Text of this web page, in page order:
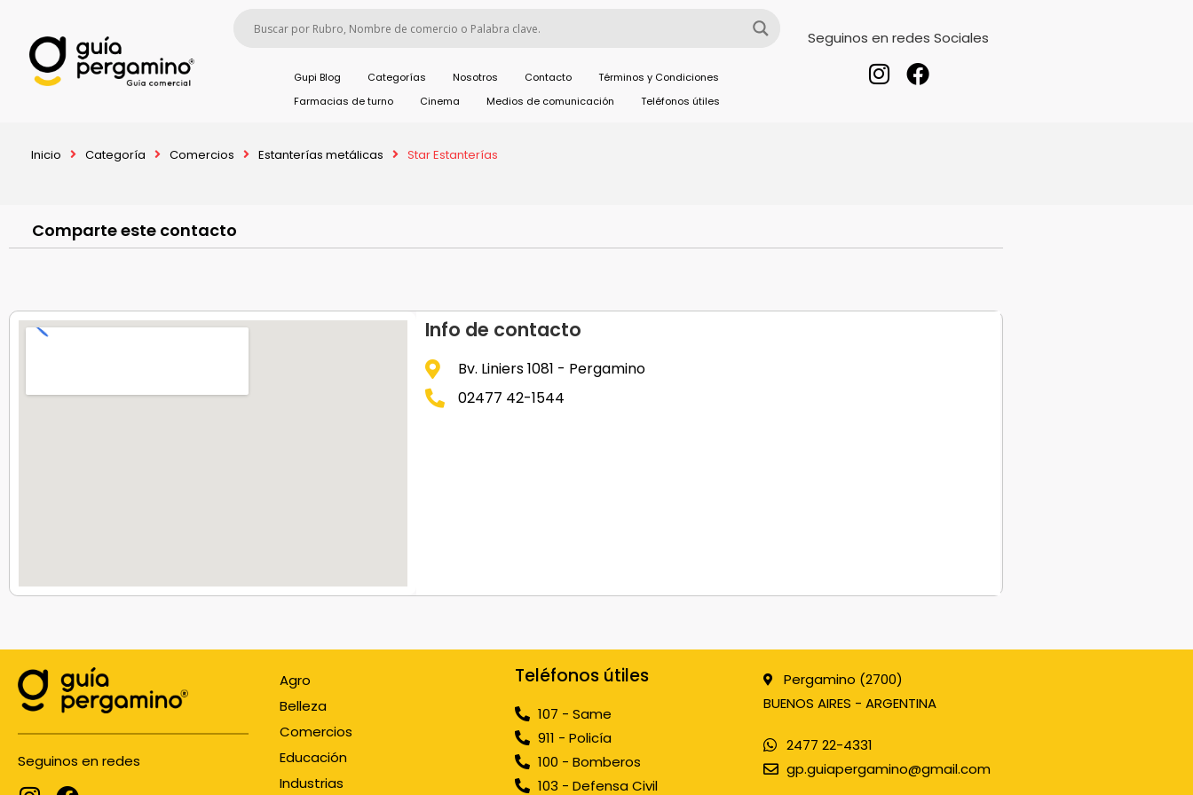
Gupi Blog Categorías Nosotros Contacto
Términos y Condiciones
Farmacias de turno
Cinema Medios de comunicación Teléfonos útiles
Seguinos en redes Sociales
Inicio Categoría Comercios Estanterías metálicas Star Estanterías
Comparte este contacto
Info de contacto
Bv. Liniers 1081 - Pergamino
02477 42-1544
Seguinos en redes
Agro
Belleza
Comercios
Educación
Industrias
Teléfonos útiles
107 - Same
911 - Policía
100 - Bomberos
103 - Defensa Civil
Pergamino (2700)
BUENOS AIRES - ARGENTINA
2477 22-4331
gp.guiapergamino@gmail.com